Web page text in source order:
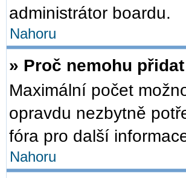
administrátor boardu.
Nahoru
» Proč nemohu
Maximální počet
opravdu nezbytně
fóra pro další
Nahoru